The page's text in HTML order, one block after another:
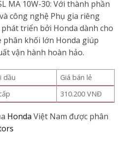
MA 10W-30: Với thành phần
công nghệ Phụ gia riêng
triển bởi Honda dành cho
phân khối lớn Honda giúp
vận hành hoàn hảo.
dầu
Giá bán lẻ
310.200 VNĐ
Honda Việt Nam được phân